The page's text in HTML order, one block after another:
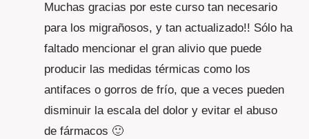
Muchas gracias por este curso tan necesario
para los migrañosos, y tan actualizado!! Sólo ha
faltado mencionar el gran alivio que puede
producir las medidas térmicas como los
antifaces o gorros de frío, que a veces pueden
disminuir la escala del dolor y evitar el abuso
de fármacos 🙂